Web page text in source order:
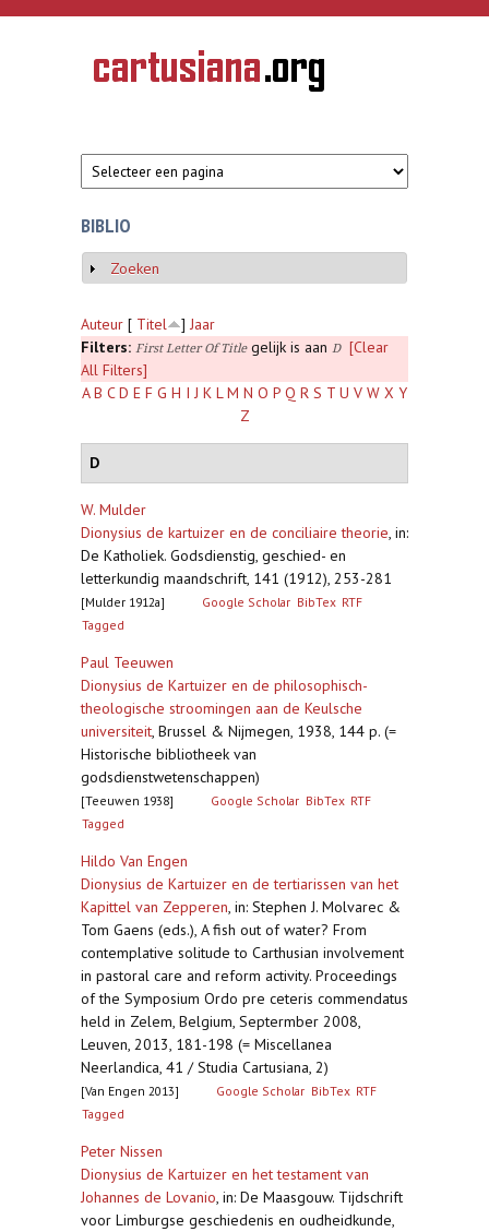
Overslaan en naar de inhoud gaan
CARTUSIANA
Geschiedenis
van de
BIBLIO
Weergeven
Zoeken
Auteur [ Titel ] Jaar
Filters: First Letter Of Titlegelijk is aan D
[Clear
All Filters]
A B C D E F G H I J K L M N O P Q R S T U V W X Y
Z
D
W. Mulder
Dionysius de kartuizer en de conciliaire theorie, in:
De Katholiek. Godsdienstig, geschied- en
letterkundig maandschrift, 141 (1912), 253-281
[Mulder 1912a] Google Scholar BibTex RTF
Tagged
Paul Teeuwen
Dionysius de Kartuizer en de philosophisch-
theologische stroomingen aan de Keulsche
universiteit, Brussel & Nijmegen, 1938, 144 p. (=
Historische bibliotheek van
godsdienstwetenschappen)
[Teeuwen 1938] Google Scholar BibTex RTF
Tagged
Hildo Van Engen
Dionysius de Kartuizer en de tertiarissen van het
Kapittel van Zepperen, in: Stephen J. Molvarec &
Tom Gaens (eds.), A fish out of water? From
contemplative solitude to Carthusian involvement
in pastoral care and reform activity. Proceedings
of the Symposium Ordo pre ceteris commendatus
held in Zelem, Belgium, Septermber 2008,
Leuven, 2013, 181-198 (= Miscellanea
Neerlandica, 41 / Studia Cartusiana, 2)
[Van Engen 2013] Google Scholar BibTex RTF
Tagged
Peter Nissen
Dionysius de Kartuizer en het testament van
Johannes de Lovanio, in: De Maasgouw. Tijdschrift
voor Limburgse geschiedenis en oudheidkunde,